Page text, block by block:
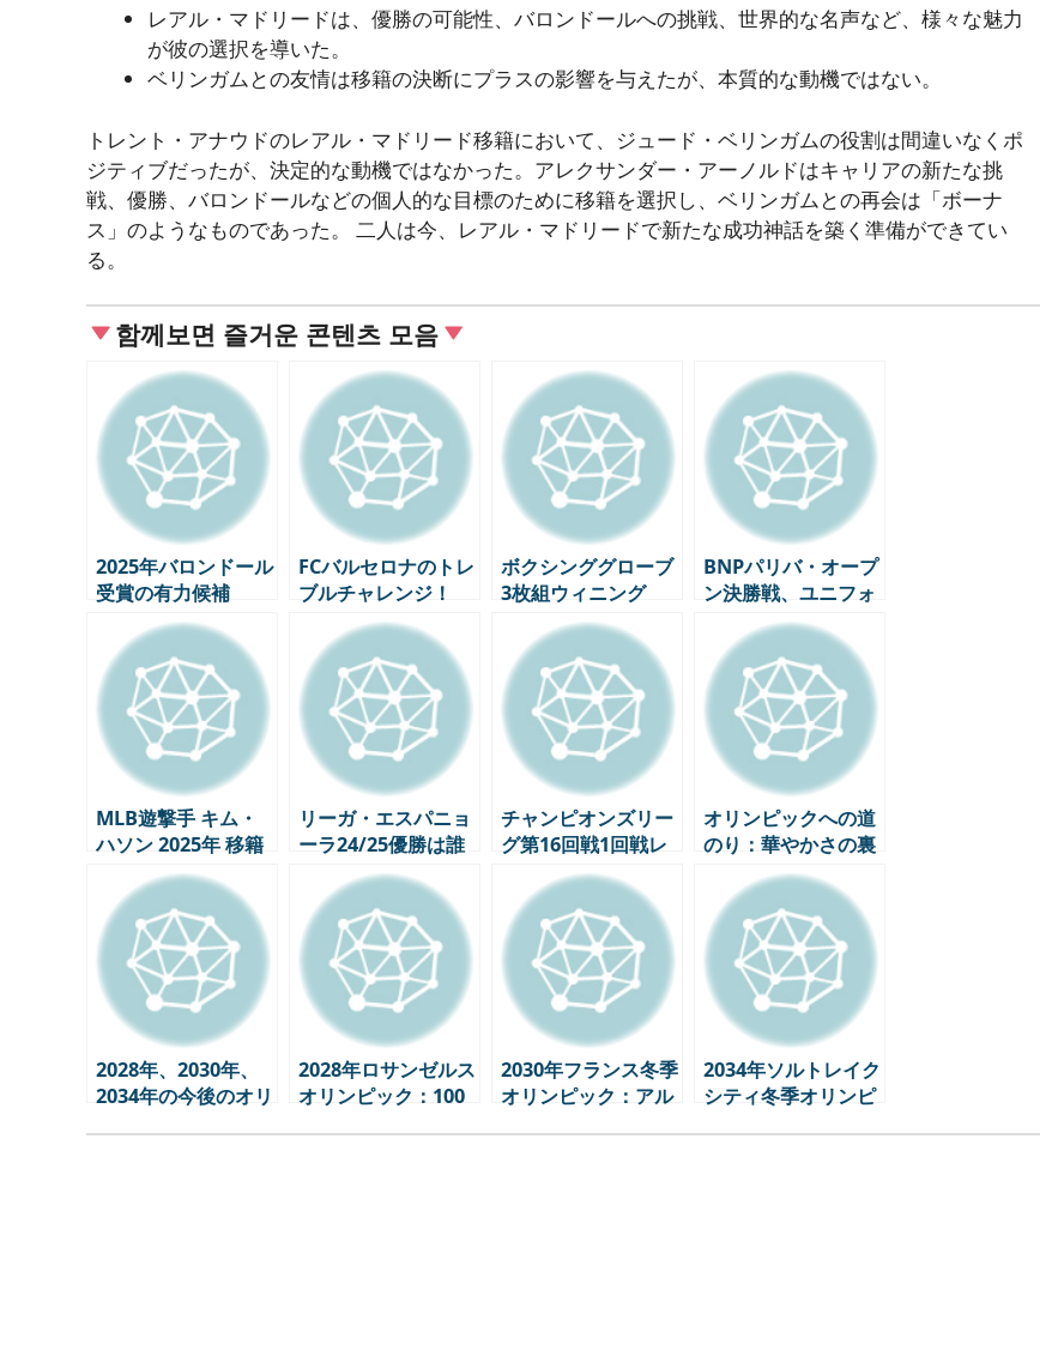
レアル・マドリードは、優勝の可能性、バロンドールへの挑戦、世界的な名声など、様々な魅力
が彼の選択を導いた。
ベリンガムとの友情は移籍の決断にプラスの影響を与えたが、本質的な動機ではない。
トレント・アナウドのレアル・マドリード移籍において、ジュード・ベリンガムの役割は間違いなくポ
ジティブだったが、決定的な動機ではなかった。アレクサンダー・アーノルドはキャリアの新たな挑
戦、優勝、バロンドールなどの個人的な目標のために移籍を選択し、ベリンガムとの再会は「ボーナ
ス」のようなものであった。 二人は今、レアル・マドリードで新たな成功神話を築く準備ができてい
る。
함께보면 즐거운 콘텐츠 모음
2025年バロンドール
受賞の有力候補
TOP5(3月時点の最
新順位)
FCバルセロナのトレ
ブルチャレンジ！
UEFAチャンピオン
ズ準々決勝インテ
ル・ミラノ1回戦プ
レビュー
ボクシンググローブ
3枚組ウィニング
BNPパリバ・オープ
ン決勝戦、ユニフォ
ームは「ナイキ天
下」が招いた混乱？
MLB遊撃手 キム・
ハソン 2025年 移籍
リーガ・エスパニョ
ーラ24/25優勝は誰
に？ FCバルセロナ
vs レアル・マドリー
ド
チャンピオンズリー
グ第16回戦1回戦レ
ビュー – EPL独走、
変数を残したビッグ
マッチ
オリンピックへの道
のり：華やかさの裏
側に隠されたストー
リー
2028年、2030年、
2034年の今後のオリ
2028年ロサンゼルス
オリンピック：100
2030年フランス冬季
オリンピック：アル
2034年ソルトレイク
シティ冬季オリンピ